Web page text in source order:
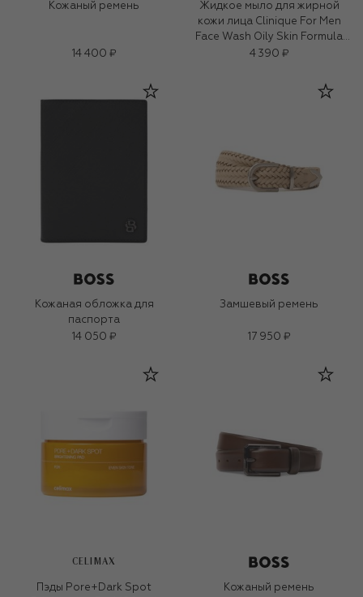
Кожаный ремень
14 400 ₽
Жидкое мыло для жирной
кожи лица Clinique For Men
Face Wash Oily Skin Formula
(200ml)
4 390 ₽
Кожаная обложка для
паспорта
14 050 ₽
Замшевый ремень
17 950 ₽
CELIMAX
Пэды Pore+Dark Spot
Кожаный ремень